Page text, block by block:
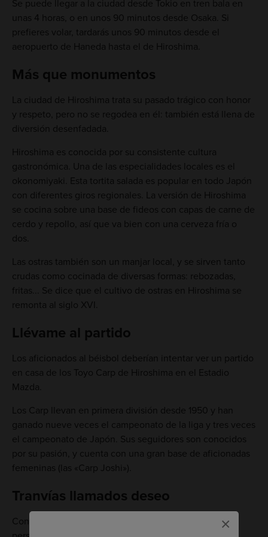
×
Se puede llegar a la ciudad desde Tokio en tren bala en
unas 4 horas, o en unos 90 minutos desde Osaka. Si
prefieres volar, tardarás unos 90 minutos desde el
aeropuerto de Haneda hasta el de Hiroshima.
Más que monumentos
La ciudad de Hiroshima trata su pasado trágico con honor
y respeto, pero no se regodea en él: también está llena de
diversión desenfadada.
Hiroshima es conocida por su consistente cultura
gastronómica. Una de las especialidades locales es el
okonomiyaki. Esta tortita salada es popular en todo Japón
con diferentes giros regionales. La versión de Hiroshima
se cocina sobre una base de fideos con capas de carne de
cerdo y repollo, así que va bien con una cerveza fría o
dos.
Las ostras también son un manjar local, y se sirven tanto
crudas como cocinada de diversas formas: rebozadas,
fritas... Se dice que el cultivo de ostras en Hiroshima se
remonta al siglo XVI.
Llévame al partido
Los aficionados al béisbol deberían intentar ver un partido
en casa de los Toyo Carp de Hiroshima en el Estadio
Mazda.
Los Carp llevan en primera división desde 1950 y han
ganado nueve veces el campeonato de la liga y tres veces
el campeonato de Japón. Sus seguidores son conocidos
por su pasión, y cuenta con una gran base de aficionadas
femeninas (las «Carp Joshi»).
Tranvías llamados deseo
Con una población de poco más de 1,1 millones de